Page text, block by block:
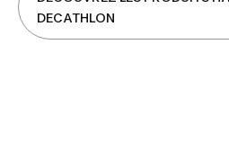
DECATHLON